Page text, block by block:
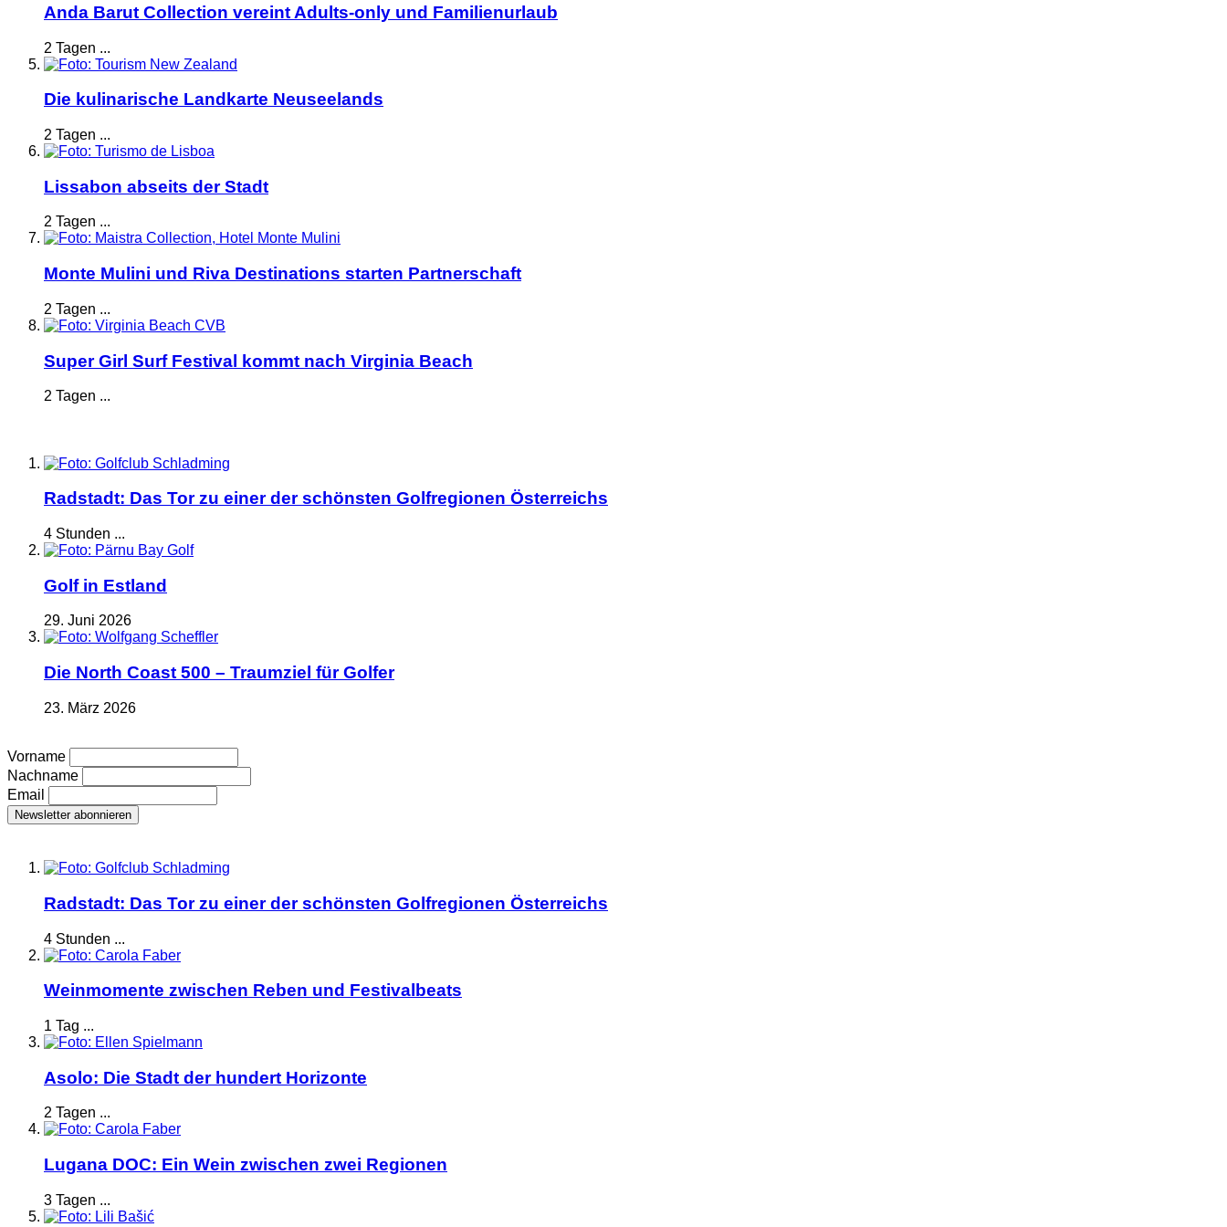
Anda Barut Collection vereint Adults-only und Familienurlaub
2 Tagen ...
Die kulinarische Landkarte Neuseelands
2 Tagen ...
Lissabon abseits der Stadt
2 Tagen ...
Monte Mulini und Riva Destinations starten Partnerschaft
2 Tagen ...
Super Girl Surf Festival kommt nach Virginia Beach
2 Tagen ...
Radstadt: Das Tor zu einer der schönsten Golfregionen Österreichs
4 Stunden ...
Golf in Estland
29. Juni 2026
Die North Coast 500 – Traumziel für Golfer
23. März 2026
Vorname
Nachname
Email
Radstadt: Das Tor zu einer der schönsten Golfregionen Österreichs
4 Stunden ...
Weinmomente zwischen Reben und Festivalbeats
1 Tag ...
Asolo: Die Stadt der hundert Horizonte
2 Tagen ...
Lugana DOC: Ein Wein zwischen zwei Regionen
3 Tagen ...